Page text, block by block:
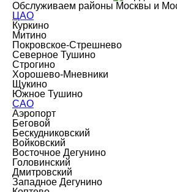
Обслуживаем районы Москвы и
ЦАО
Куркино
Митино
Покровское-Стрешнево
Северное Тушино
Строгино
Хорошево-Мневники
Щукино
Южное Тушино
САО
Аэропорт
Беговой
Бескудниковский
Войковский
Восточное Дегунино
Головинский
Дмитровский
Западное Дегунино